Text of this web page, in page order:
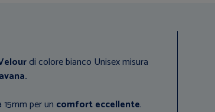
di colore bianco Unisex misura
per un comfort eccellente.